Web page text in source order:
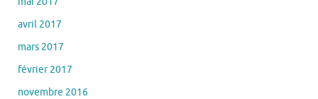
avril 2017
mars 2017
février 2017
novembre 2016